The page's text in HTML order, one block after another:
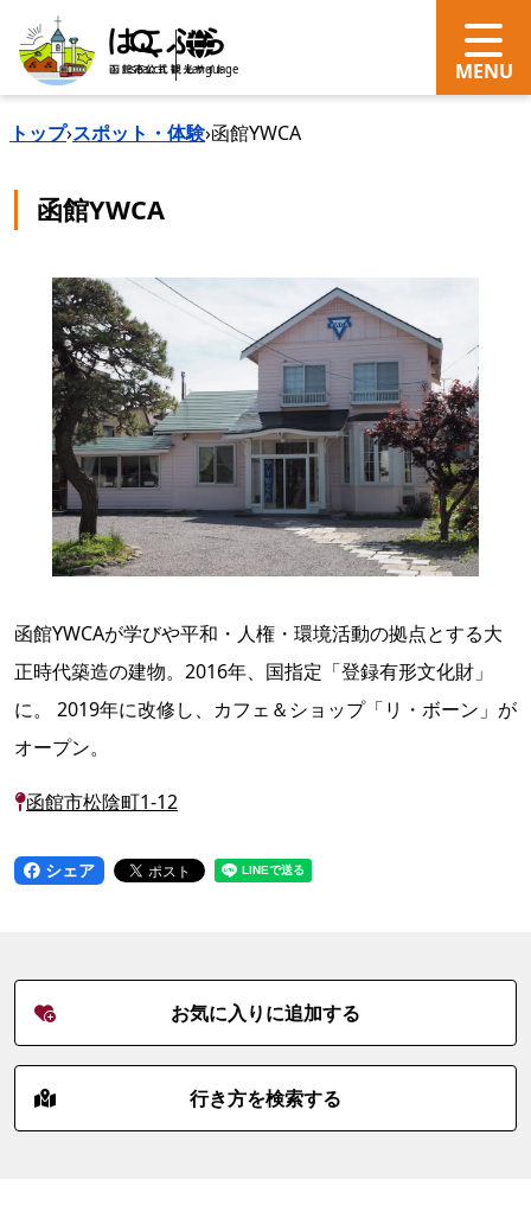
search Language
トップ›スポット・体験›函館YWCA
函館YWCA
函館YWCAが学びや平和・人権・環境活動の拠点とする大
正時代築造の建物。2016年、国指定「登録有形文化財」
に。 2019年に改修し、カフェ＆ショップ「リ・ボーン」が
オープン。
函館市松陰町1-12
シェア
お気に入りに追加する
行き方を検索する